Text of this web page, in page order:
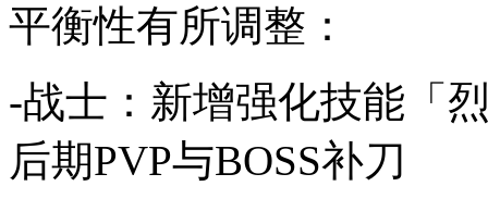
平衡性有所调整：
-战士：新增强化技能「
后期PVP与BOSS补刀